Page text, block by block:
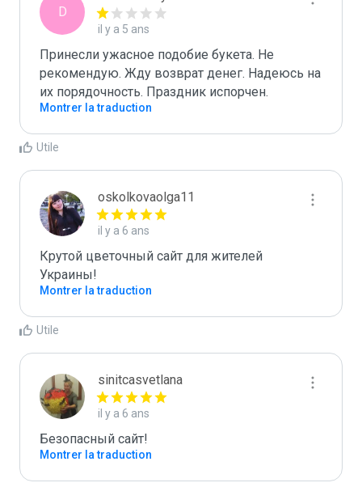
D
il y a 5 ans
Принесли ужасное подобие букета. Не
рекомендую. Жду возврат денег. Надеюсь на
их порядочность. Праздник испорчен.
Montrer la traduction
Utile
oskolkovaolga11
il y a 6 ans
Крутой цветочный сайт для жителей
Украины!
Montrer la traduction
Utile
sinitcasvetlana
il y a 6 ans
Безопасный сайт!
Montrer la traduction